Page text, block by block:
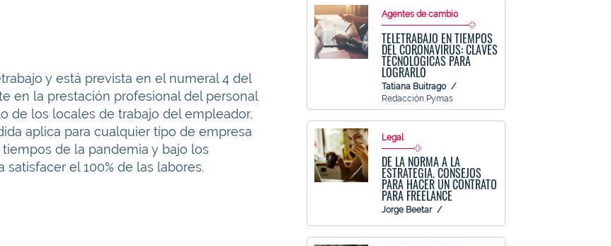
y está prevista en el numeral 4 del
en la prestación profesional del personal
de los locales de trabajo del empleador,
aplica para cualquier tipo de empresa
de la pandemia y bajo los
el 100% de las labores.
Agentes de cambio
TELETRABAJO EN TIEMPOS
DEL CORONAVIRUS: CLAVES
TECNOLÓGICAS PARA
LOGRARLO
Tatiana Buitrago
Redacción Pymas
Legal
DE LA NORMA A LA
ESTRATEGIA. CONSEJOS
PARA HACER UN CONTRATO
PARA FREELANCE
Jorge Beetar